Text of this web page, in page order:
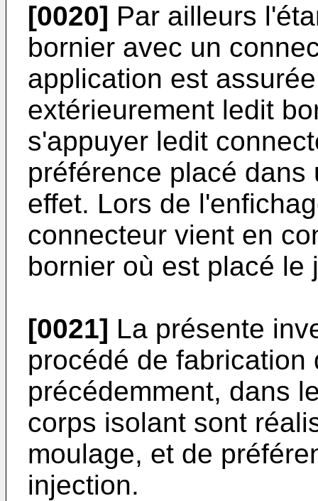
[0020] Par ailleurs
bornier avec un
application est
extérieurement ledit
s'appuyer ledit
préférence placé
effet. Lors de
connecteur vient en
bornier où est placé le
[0021] La présente
procédé de
précédemment, dans
corps isolant sont
moulage, et de
injection.